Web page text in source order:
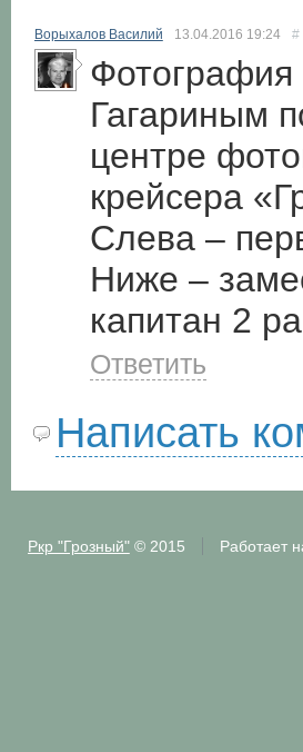
Ворыхалов Василий 13.04.2016 19:24 #
Гагариным
центре
крейсера
Слева –
Ниже –
капитан 2
Ответить
Написать
Ркр "Грозный"© 2015 Работает